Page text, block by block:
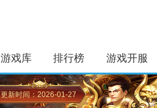
游戏库 排行榜 游戏开服
更新时间：2026-01-27